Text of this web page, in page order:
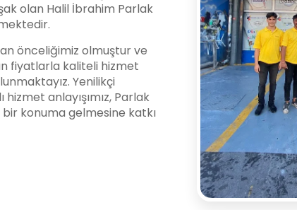
olan Halil İbrahim Parlak
önceliğimiz olmuştur ve
fiyatlarla kaliteli hizmet
Yenilikçi
hizmet anlayışımız, Parlak
konuma gelmesine katkı